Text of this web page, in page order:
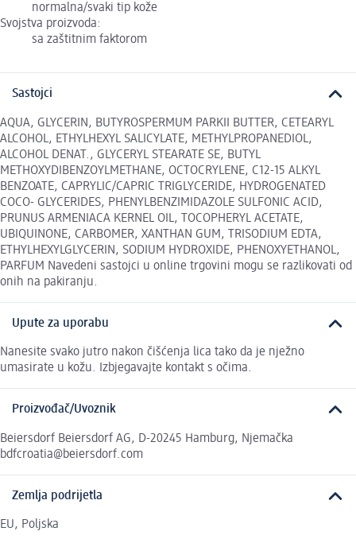
normalna/svaki tip kože
Svojstva proizvoda:
sa zaštitnim faktorom
Sastojci
AQUA, GLYCERIN, BUTYROSPERMUM PARKII BUTTER, CETEARYL
ALCOHOL, ETHYLHEXYL SALICYLATE, METHYLPROPANEDIOL,
ALCOHOL DENAT., GLYCERYL STEARATE SE, BUTYL
METHOXYDIBENZOYLMETHANE, OCTOCRYLENE, C12-15 ALKYL
BENZOATE, CAPRYLIC/CAPRIC TRIGLYCERIDE, HYDROGENATED
COCO- GLYCERIDES, PHENYLBENZIMIDAZOLE SULFONIC ACID,
PRUNUS ARMENIACA KERNEL OIL, TOCOPHERYL ACETATE,
UBIQUINONE, CARBOMER, XANTHAN GUM, TRISODIUM EDTA,
ETHYLHEXYLGLYCERIN, SODIUM HYDROXIDE, PHENOXYETHANOL,
PARFUM Navedeni sastojci u online trgovini mogu se razlikovati od
onih na pakiranju.
Upute za uporabu
Nanesite svako jutro nakon čišćenja lica tako da je nježno
umasirate u kožu. Izbjegavajte kontakt s očima.
Proizvođač/Uvoznik
Beiersdorf Beiersdorf AG, D-20245 Hamburg, Njemačka
bdfcroatia@beiersdorf.com
Zemlja podrijetla
EU, Poljska